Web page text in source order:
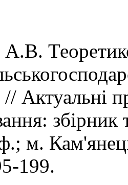
Актуальні
м.
199.